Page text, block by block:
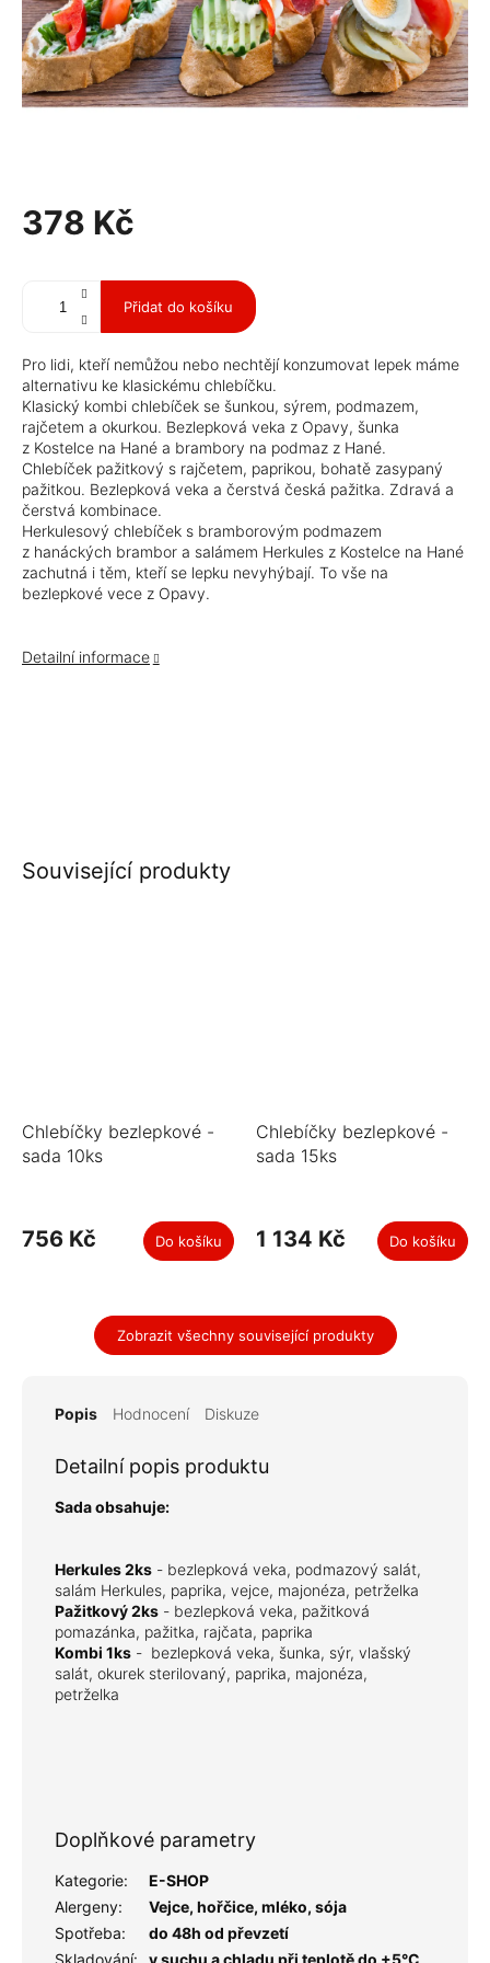
378 Kč
Přidat do košíku
Pro lidi, kteří nemůžou nebo nechtějí konzumovat lepek máme
alternativu ke klasickému chlebíčku.
Klasický kombi chlebíček se šunkou, sýrem, podmazem,
rajčetem a okurkou. Bezlepková veka z Opavy, šunka
z Kostelce na Hané a brambory na podmaz z Hané.
Chlebíček pažitkový s rajčetem, paprikou, bohatě zasypaný
pažitkou. Bezlepková veka a čerstvá česká pažitka. Zdravá a
čerstvá kombinace.
Herkulesový chlebíček s bramborovým podmazem
z hanáckých brambor a salámem Herkules z Kostelce na Hané
zachutná i těm, kteří se lepku nevyhýbají. To vše na
bezlepkové vece z Opavy.
Detailní informace
Související produkty
Chlebíčky bezlepkové -
sada 10ks
756 Kč Do košíku
Chlebíčky bezlepkové -
sada 15ks
1 134 Kč Do košíku
Zobrazit všechny související produkty
Popis Hodnocení Diskuze
Detailní popis produktu
Sada obsahuje:
Herkules 2ks - bezlepková veka, podmazový salát,
salám Herkules, paprika, vejce, majonéza, petrželka
Pažitkový 2ks - bezlepková veka, pažitková
pomazánka, pažitka, rajčata, paprika
Kombi 1ks - bezlepková veka, šunka, sýr, vlašský
salát, okurek sterilovaný, paprika, majonéza,
petrželka
Doplňkové parametry
Kategorie:
E-SHOP
Alergeny:
Vejce, hořčice, mléko, sója
Spotřeba:
do 48h od převzetí